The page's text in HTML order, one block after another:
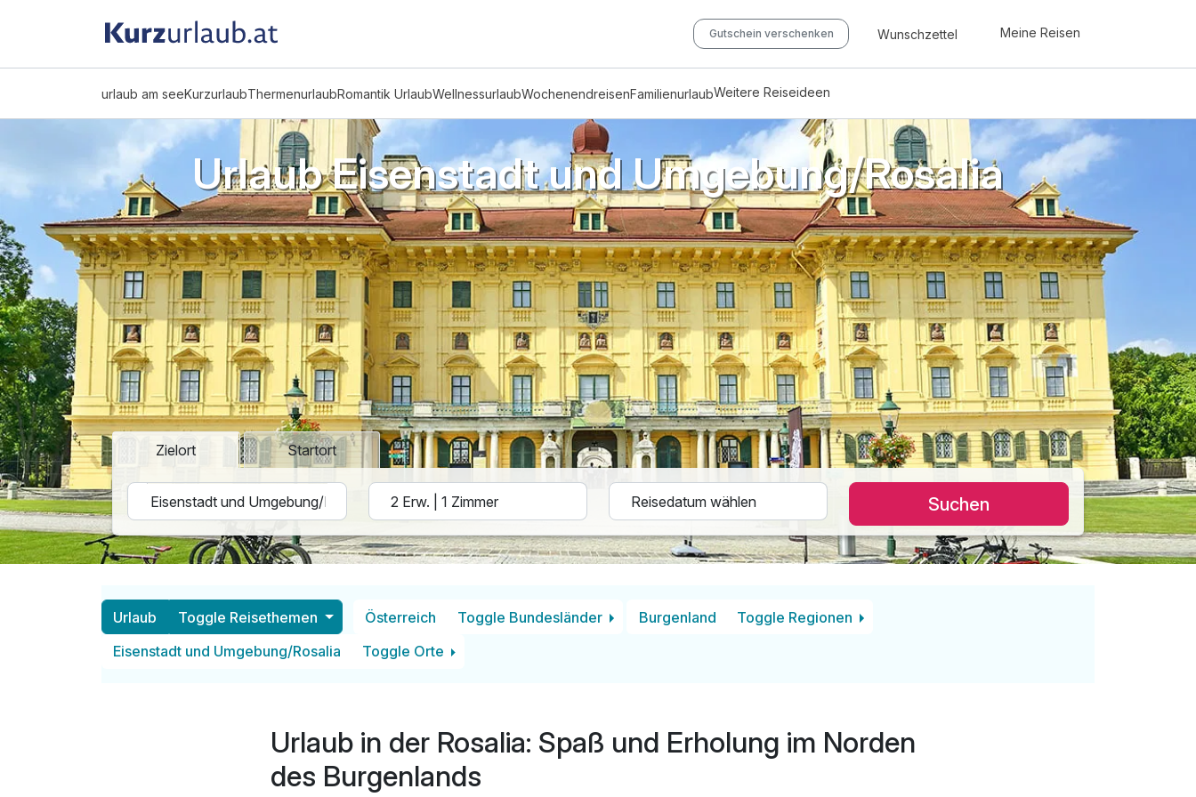
Gutschein verschenken Wunschzettel Meine Reisen
urlaub am seeKurzurlaubThermenurlaubRomantik UrlaubWellnessurlaubWochenendreisenFamilienurlaubWeitere Reiseideen
Urlaub Eisenstadt und Umgebung/Rosalia
Zielort Startort
Suchen
Urlaub Toggle Reisethemen Österreich Toggle Bundesländer Burgenland
Toggle Regionen
Eisenstadt und Umgebung/Rosalia
Toggle Orte
Urlaub in der Rosalia: Spaß und Erholung im Norden
des Burgenlands